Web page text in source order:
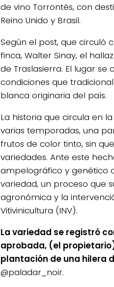
de vino Torrontés, con
Reino Unido y Brasil.
Según el post, que circuló
finca, Walter Sinay, el
de Traslasierra. El lugar
condiciones que
blanca originaria del país.
La historia que circula en
varias temporadas, una
frutos de color tinto, sin
variedades. Ante este
ampelográfico y genético
variedad, un proceso que
agronómica y la
Vitivinicultura (INV).
La variedad se registró
aprobada, (el
plantación de una hilera
@paladar_noir.